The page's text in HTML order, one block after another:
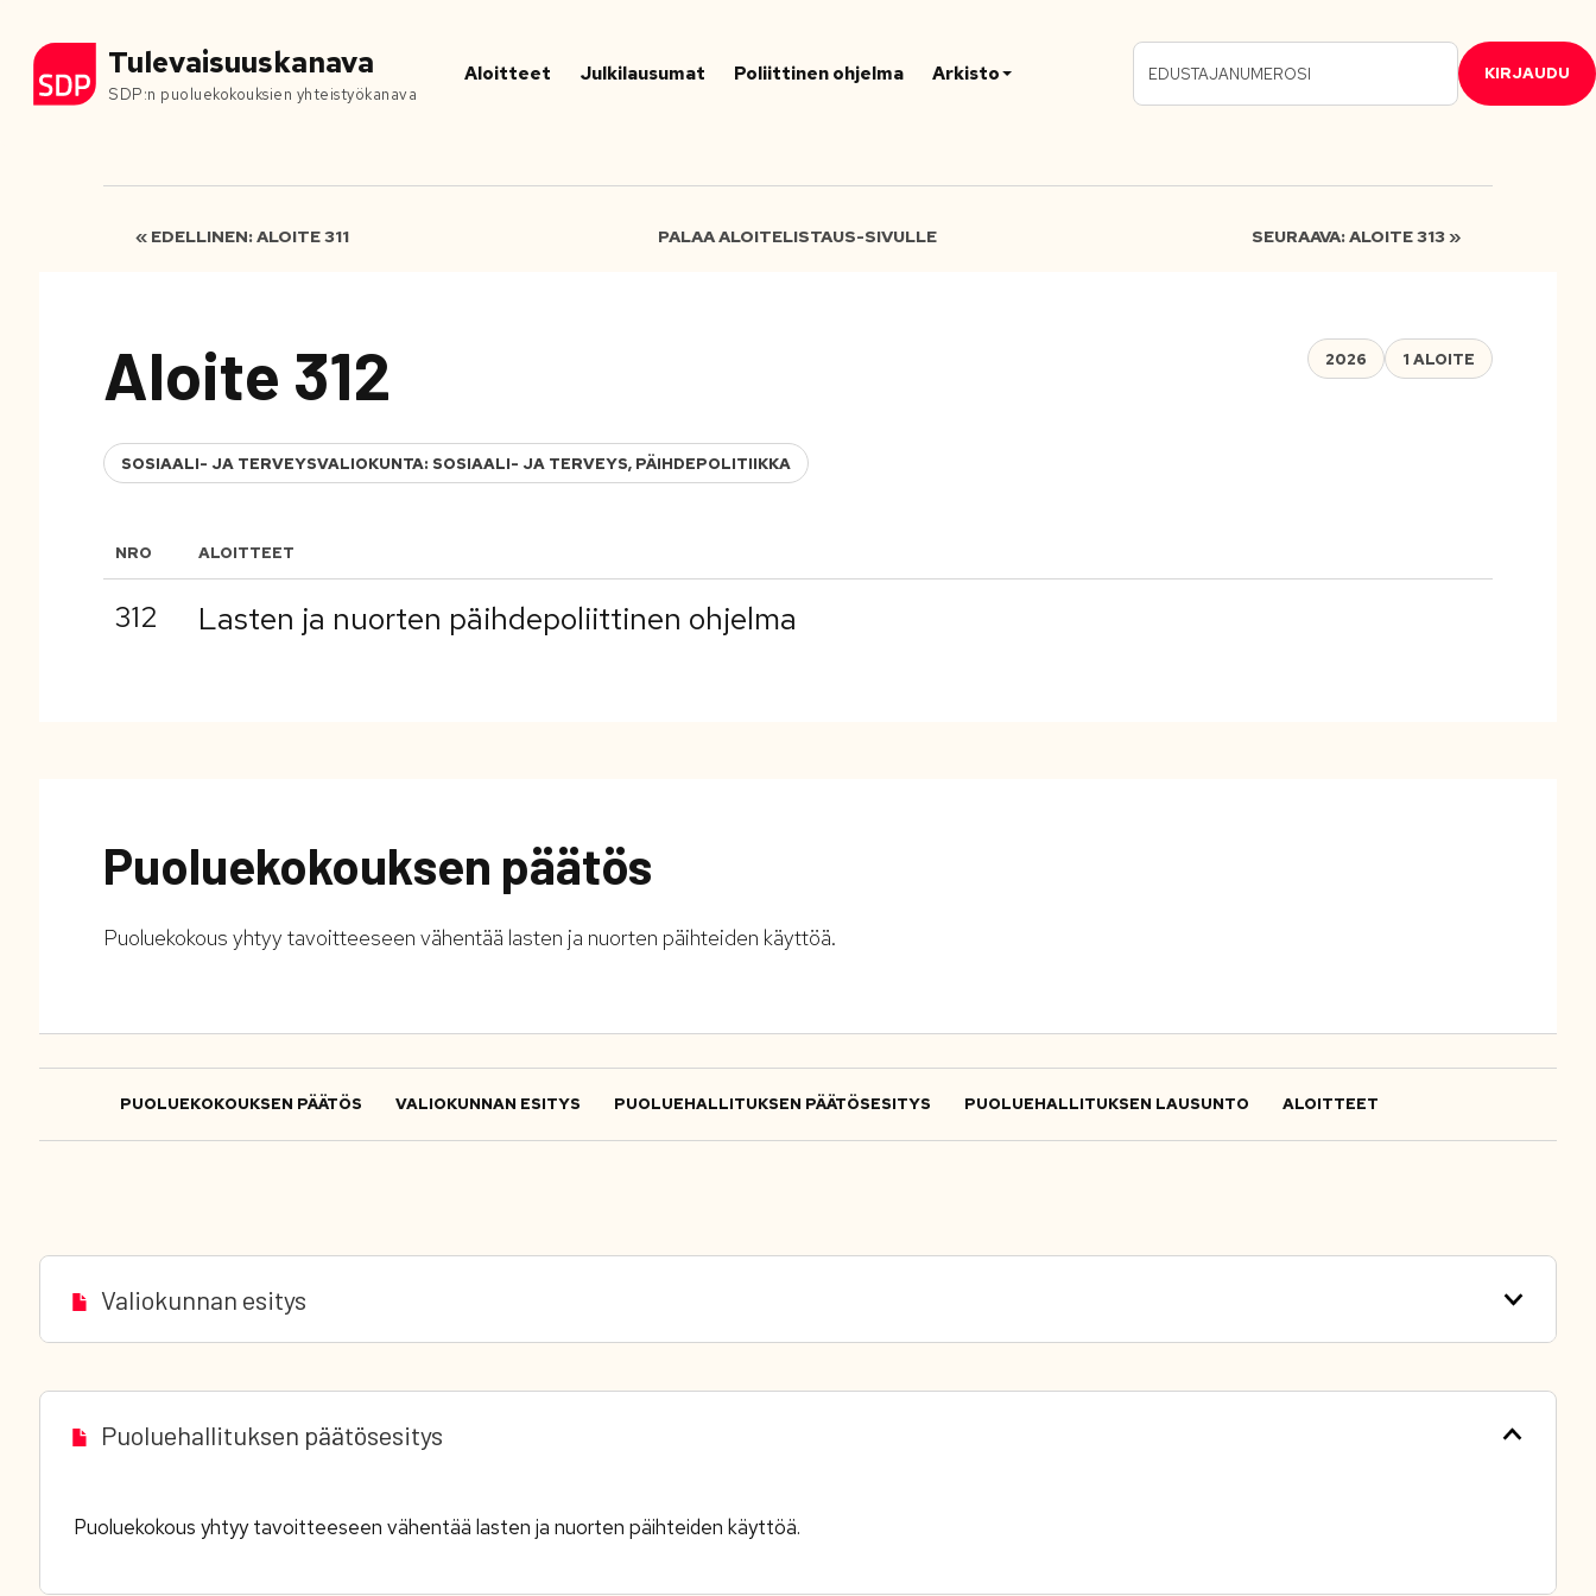
Tulevaisuuskanava
SDP:n puoluekokouksien yhteistyökanava
Aloitteet Julkilausumat Poliittinen ohjelma Arkisto KIRJAUDU
« EDELLINEN: ALOITE 311 PALAA ALOITELISTAUS-SIVULLE SEURAAVA: ALOITE 313 »
Aloite 312
SOSIAALI- JA TERVEYSVALIOKUNTA: SOSIAALI- JA TERVEYS, PÄIHDEPOLITIIKKA
2026 1 ALOITE
NRO ALOITTEET
312 Lasten ja nuorten päihdepoliittinen ohjelma
Puoluekokouksen päätös
Puoluekokous yhtyy tavoitteeseen vähentää lasten ja nuorten päihteiden käyttöä.
PUOLUEKOKOUKSEN PÄÄTÖS VALIOKUNNAN ESITYS PUOLUEHALLITUKSEN PÄÄTÖSESITYS PUOLUEHALLITUKSEN LAUSUNTO ALOITTEET
Valiokunnan esitys
Puoluehallituksen päätösesitys
Puoluekokous yhtyy tavoitteeseen vähentää lasten ja nuorten päihteiden käyttöä.